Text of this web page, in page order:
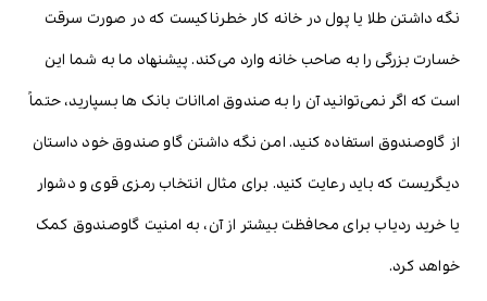
نگه داشتن طلا یا پول در خانه کار خطرناکیست که در صورت سرقت
خسارت بزرگی را به صاحب خانه وارد می‌کند. پیشنهاد ما به شما این
است که اگر نمی‌توانید آن را به صندوق اماانات بانک ها بسپارید، حتماً
از گاوصندوق استفاده کنید. امن نگه داشتن گاو صندوق خود داستان
دیگریست که باید رعایت کنید. برای مثال انتخاب رمزی قوی و دشوار
یا خرید ردیاب برای محافظت بیشتر از آن، به امنیت گاوصندوق کمک
خواهد کرد.